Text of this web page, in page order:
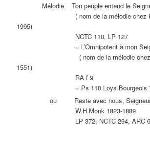
Mélodie Ton peuple entend le
( nom de la mélodie chez
1995)
NCTC 110, LP 127
= L’Omnipotent à mon
( nom de la mélodie chez
1551)
RA f 9
= Ps 110 Loys Bourgeois ?,
ou Reste avec nous, Seigneur, le
W.H.Monk 1823-1889
LP 372, NCTC 294, ARC 638,